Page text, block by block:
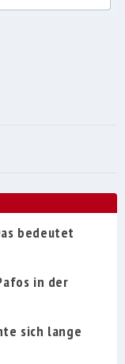
bedeutet
in der
sich lange